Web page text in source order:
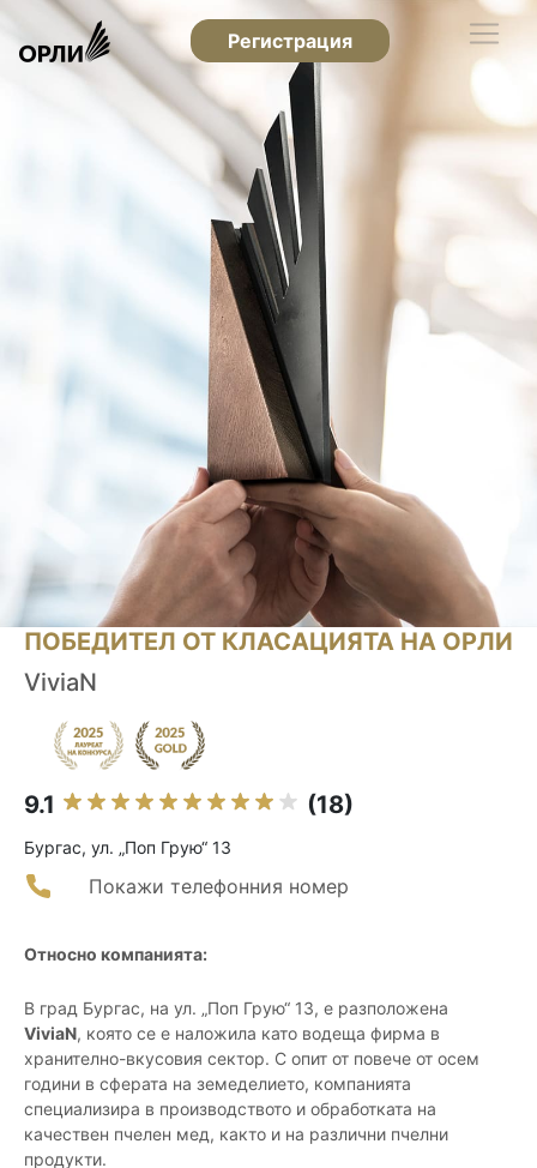
Регистрация
ПОБЕДИТЕЛ ОТ КЛАСАЦИЯТА НА ОРЛИ
ViviaN
9.1 (18)
Бургас, ул. „Поп Грую“ 13
Покажи телефонния номер
Относно компанията:
В град Бургас, на ул. „Поп Грую“ 13, е разположена
ViviaN, която се е наложила като водеща фирма в
хранително-вкусовия сектор. С опит от повече от осем
години в сферата на земеделието, компанията
специализира в производството и обработката на
качествен пчелен мед, както и на различни пчелни
продукти.